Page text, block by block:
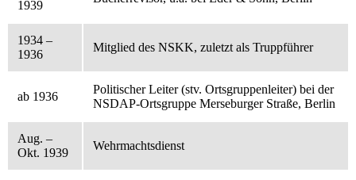
1939
1934 –
1936
Mitglied des NSKK, zuletzt als Truppführer
ab 1936
Politischer Leiter (stv. Ortsgruppenleiter) bei der
NSDAP-Ortsgruppe Merseburger Straße, Berlin
Aug. –
Okt. 1939
Wehrmachtsdienst